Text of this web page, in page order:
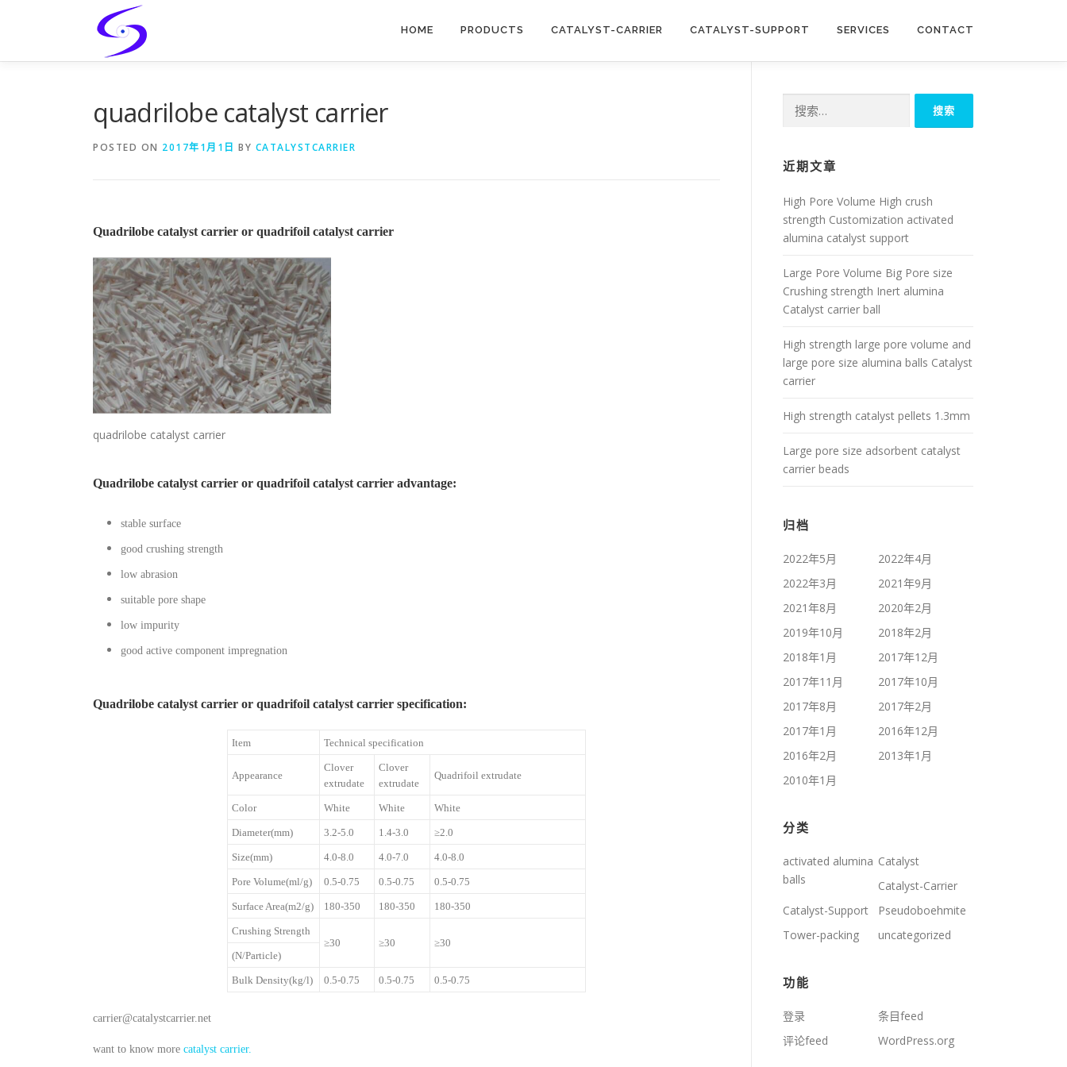
HOME PRODUCTS CATALYST-CARRIER CATALYST-SUPPORT SERVICES CONTACT
quadrilobe catalyst carrier
POSTED ON 2017年1月1日 BY CATALYSTCARRIER
Quadrilobe catalyst carrier or quadrifoil catalyst carrier
quadrilobe catalyst carrier
Quadrilobe catalyst carrier or quadrifoil catalyst carrier advantage:
stable surface
good crushing strength
low abrasion
suitable pore shape
low impurity
good active component impregnation
Quadrilobe catalyst carrier or quadrifoil catalyst carrier specification:
Item Technical specification
Appearance
Clover
extrudate
Clover
extrudate
Quadrifoil extrudate
Color White White White
Diameter(mm) 3.2-5.0 1.4-3.0 ≥2.0
Size(mm) 4.0-8.0 4.0-7.0 4.0-8.0
Pore Volume(ml/g) 0.5-0.75 0.5-0.75 0.5-0.75
Surface Area(m2/g) 180-350 180-350 180-350
Crushing Strength
≥30
≥30
≥30
(N/Particle)
Bulk Density(kg/l) 0.5-0.75 0.5-0.75 0.5-0.75
carrier@catalystcarrier.net
want to know more catalyst carrier.
索：
近期文章
High Pore Volume High crush
strength Customization activated
alumina catalyst support
Large Pore Volume Big Pore size
Crushing strength Inert alumina
Catalyst carrier ball
High strength large pore volume and
large pore size alumina balls Catalyst
carrier
High strength catalyst pellets 1.3mm
Large pore size adsorbent catalyst
carrier beads
归档
2022年5月
2022年4月
2022年3月
2021年9月
2021年8月
2020年2月
2019年10月
2018年2月
2018年1月
2017年12月
2017年11月
2017年10月
2017年8月
2017年2月
2017年1月
2016年12月
2016年2月
2013年1月
2010年1月
分类
activated alumina
balls
Catalyst
Catalyst-Carrier
Catalyst-Support
Pseudoboehmite
Tower-packing
uncategorized
功能
登录
条目feed
评论feed
WordPress.org